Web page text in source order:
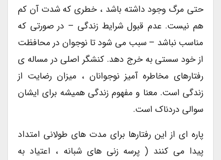
حتی مرگ وجود داشته باشد ، خطری که شدت آن کم
هم نیست. عدم قبول شرایط زندگی – در صورتی که
مناسب نباشد – سبب می شود تا نوجوان در محافظت
از خود سستی به خرج دهد. کنشگر اصلی در مساله ی
رفتارهای مخاطره آمیز نوجوانان ، میزان رضایت از
زندگی است. معنا و مفهوم زندگی همیشه برای ایشان
سوالی دردناک است.
پاره ای از این رفتارها برای مدت های طولانی امتداد
پیدا می کنند ( پرسه زنی های شبانه ، اعتیاد به